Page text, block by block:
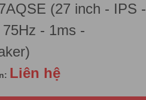
(27 inch - IPS -
- 1ms -
Liên hệ